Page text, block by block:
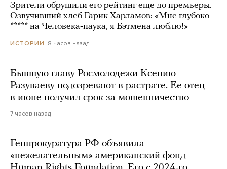
Зрители обрушили его рейтинг еще до премьеры.
Озвучивший хлеб Гарик Харламов: «Мне глубоко
***** на Человека-паука, я Бэтмена люблю!»
ИСТОРИИ 8 часов назад
Бывшую главу Росмолодежи Ксению
Разуваеву подозревают в растрате. Ее отец
в июне получил срок за мошенничество
7 часов назад
Генпрокуратура РФ объявила
«нежелательным» американский фонд